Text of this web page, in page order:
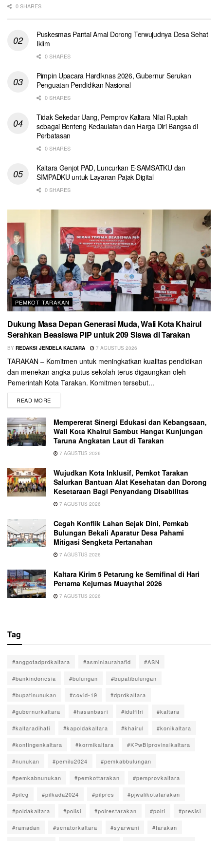
0 SHARES
Puskesmas Pantai Amal Dorong Terwujudnya Desa Sehat
Iklim
0 SHARES
Pimpin Upacara Hardiknas 2026, Gubernur Serukan
Penguatan Pendidikan Nasional
0 SHARES
Tidak Sekedar Uang, Pemprov Kaltara Nilai Rupiah
sebagai Benteng Kedaulatan dan Harga Diri Bangsa di
Perbatasan
0 SHARES
Kaltara Genjot PAD, Luncurkan E-SAMSATKU dan
SIMPADKU untuk Layanan Pajak Digital
0 SHARES
PEMKOT TARAKAN
Dukung Masa Depan Generasi Muda, Wali Kota Khairul
Serahkan Beasiswa PIP untuk 209 Siswa di Tarakan
BY REDAKSI JENDELA KALTARA 7 AGUSTUS 2026
TARAKAN – Komitmen untuk meningkatkan kualitas pendidikan
dan menekan angka putus sekolah terus digaungkan oleh
Pemerintah Kota Tarakan. Komitmen tersebut...
READ MORE
Mempererat Sinergi Edukasi dan Kebangsaan,
Wali Kota Khairul Sambut Hangat Kunjungan
Taruna Angkatan Laut di Tarakan
7 AGUSTUS 2026
Wujudkan Kota Inklusif, Pemkot Tarakan
Salurkan Bantuan Alat Kesehatan dan Dorong
Kesetaraan Bagi Penyandang Disabilitas
7 AGUSTUS 2026
Cegah Konflik Lahan Sejak Dini, Pemkab
Bulungan Bekali Aparatur Desa Pahami
Mitigasi Sengketa Pertanahan
7 AGUSTUS 2026
Kaltara Kirim 5 Petarung ke Semifinal di Hari
Pertama Kejurnas Muaythai 2026
7 AGUSTUS 2026
Tag
#anggotadprdkaltara #asminlaurahafid #ASN
#bankindonesia #bulungan #bupatibulungan
#bupatinunukan #covid-19 #dprdkaltara
#gubernurkaltara #hasanbasri #idulfitri #kaltara
#kaltaradihati #kapoldakaltara #khairul #konikaltara
#kontingenkaltara #kormikaltara #KPwBIprovinsikaltara
#nunukan #pemilu2024 #pemkabbulungan
#pemkabnunukan #pemkottarakan #pemprovkaltara
#pileg #pilkada2024 #pilpres #pjwalikotatarakan
#poldakaltara #polisi #polrestarakan #polri #presisi
#ramadan #senatorkaltara #syarwani #tarakan